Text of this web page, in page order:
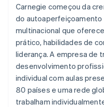
Carnegie começou da
do autoaperfeiçoamento
multinacional que
prático, habilidades de
liderança. A empresa de
desenvolvimento
individual com aulas
80 países e uma rede
trabalham